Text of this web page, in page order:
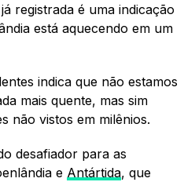
registrada é uma indicação
está aquecendo em um
indica que não estamos
mais quente, mas sim
não vistos em milênios.
desafiador para as
e Antártida, que